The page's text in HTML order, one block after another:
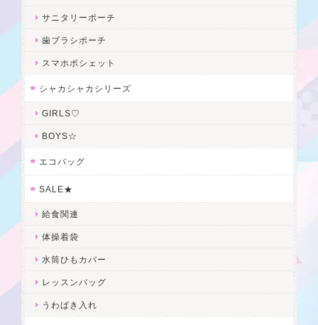
サニタリーポーチ
歯ブラシポーチ
スマホポシェット
シャカシャカシリーズ
GIRLS♡
BOYS☆
エコバッグ
SALE★
給食関連
体操着袋
水筒ひもカバー
レッスンバッグ
うわばき入れ